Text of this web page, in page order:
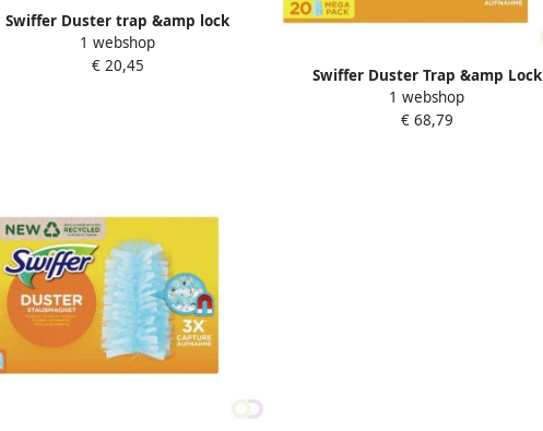
Swiffer Duster trap &amp lock
navullingen pak van 15 stuks
1 webshop
€ 20,45
Swiffer Duster Trap &amp Lock
navullingen x20
1 webshop
€ 68,79